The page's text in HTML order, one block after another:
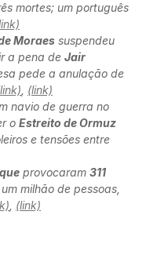
mortes; um português
Moraes suspendeu
a pena de Jair
pede a anulação de
(link)
navio de guerra no
o Estreito de Ormuz
e tensões entre
provocaram 311
milhão de pessoas,
(link)